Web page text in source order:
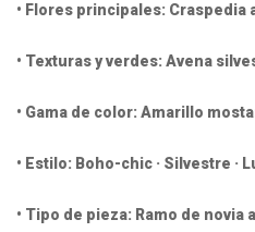
• Flores principales: Craspedia
• Texturas y verdes: Avena
• Gama de color: Amarillo
• Estilo: Boho-chic · Silvestre ·
• Tipo de pieza: Ramo de